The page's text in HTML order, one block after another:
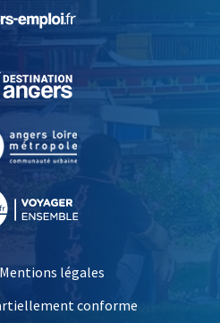
, Ouvre une nouvelle
, Ouvre une nouvelle
Mentions légales
conforme